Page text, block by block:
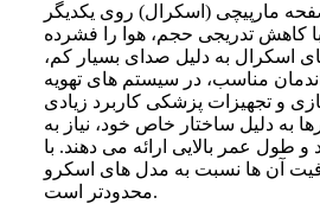
مارپیچی (اسکرال) روی یکدیگر
کاهش تدریجی حجم، هوا را فشرده
اسکرال به دلیل صدای بسیار کم،
مناسب، در سیستم های تهویه
و تجهیزات پزشکی کاربرد زیادی
به دلیل ساختار خاص خود، نیاز به
و طول عمر بالایی ارائه می دهند. با
آن ها نسبت به مدل های اسکرو
محدودتر است.